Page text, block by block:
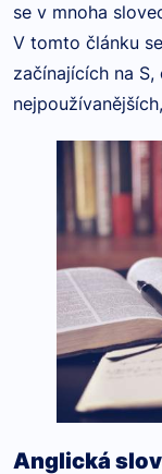
se v mnoha
V tomto článku
začínajících na
Anglická